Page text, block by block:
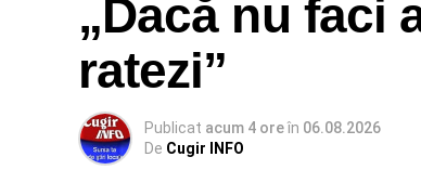
„Dacă nu faci
ratezi”
Publicat acum 4 oreîn 06.08.2026
De Cugir INFO